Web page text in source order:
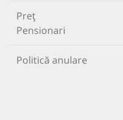
Preț
Pensionari
Politică anulare